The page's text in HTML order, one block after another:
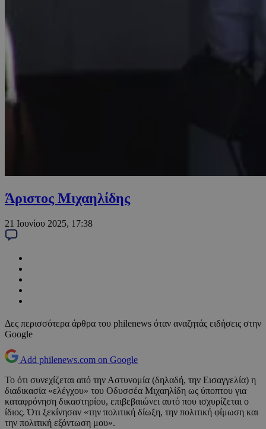
Άριστος Μιχαηλίδης
21 Ιουνίου 2025, 17:38
Δες περισσότερα άρθρα του philenews όταν αναζητάς ειδήσεις στην
Google
Add philenews.com on Google
Το ότι συνεχίζεται από την Αστυνομία (δηλαδή, την Εισαγγελία) η
διαδικασία «ελέγχου» του Οδυσσέα Μιχαηλίδη ως ύποπτου για
καταφρόνηση δικαστηρίου, επιβεβαιώνει αυτό που ισχυρίζεται ο
ίδιος. Ότι ξεκίνησαν «την πολιτική δίωξη, την πολιτική φίμωση και
την πολιτική εξόντωση μου».